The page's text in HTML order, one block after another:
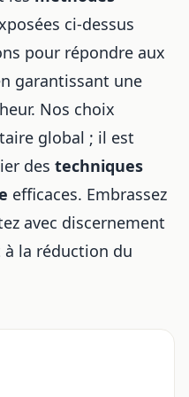
ci-dessus
pour répondre aux
garantissant une
Nos choix
global ; il est
des techniques
efficaces. Embrassez
avec discernement
la réduction du